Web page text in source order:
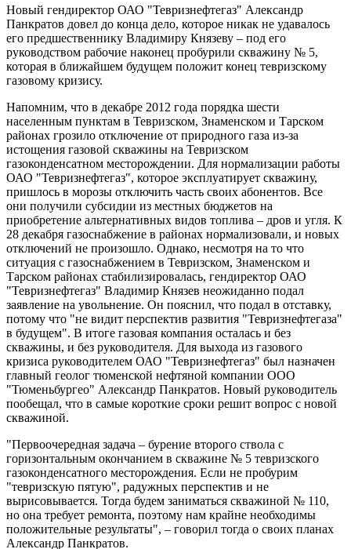
Новый гендиректор ОАО "Тевризнефтегаз" Александр
Панкратов довел до конца дело, которое никак не удавалось
его предшественнику Владимиру Князеву – под его
руководством рабочие наконец пробурили скважину № 5,
которая в ближайшем будущем положит конец тевризскому
газовому кризису.
Напомним, что в декабре 2012 года порядка шести
населенным пунктам в Тевризском, Знаменском и Тарском
районах грозило отключение от природного газа из-за
истощения газовой скважины на Тевризском
газоконденсатном месторождении. Для нормализации работы
ОАО "Тевризнефтегаз", которое эксплуатирует скважину,
пришлось в морозы отключить часть своих абонентов. Все
они получили субсидии из местных бюджетов на
приобретение альтернативных видов топлива – дров и угля. К
28 декабря газоснабжение в районах нормализовали, и новых
отключений не произошло. Однако, несмотря на то что
ситуация с газоснабжением в Тевризском, Знаменском и
Тарском районах стабилизировалась, гендиректор ОАО
"Тевризнефтегаз" Владимир Князев неожиданно подал
заявление на увольнение. Он пояснил, что подал в отставку,
потому что "не видит перспектив развития "Тевризнефтегаза"
в будущем". В итоге газовая компания осталась и без
скважины, и без руководителя. Для выхода из газового
кризиса руководителем ОАО "Тевризнефтегаз" был назначен
главный геолог тюменской нефтяной компании ООО
"Тюменьбургео" Александр Панкратов. Новый руководитель
пообещал, что в самые короткие сроки решит вопрос с новой
скважиной.
"Первоочередная задача – бурение второго ствола с
горизонтальным окончанием в скважине № 5 тевризского
газоконденсатного месторождения. Если не пробурим
"тевризскую пятую", радужных перспектив и не
вырисовывается. Тогда будем заниматься скважиной № 110,
но она требует ремонта, поэтому нам крайне необходимы
положительные результаты", – говорил тогда о своих планах
Александр Панкратов.